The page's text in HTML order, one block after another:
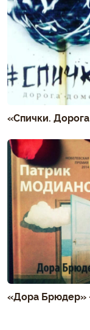
«Спички.
«Дора Брюдер»